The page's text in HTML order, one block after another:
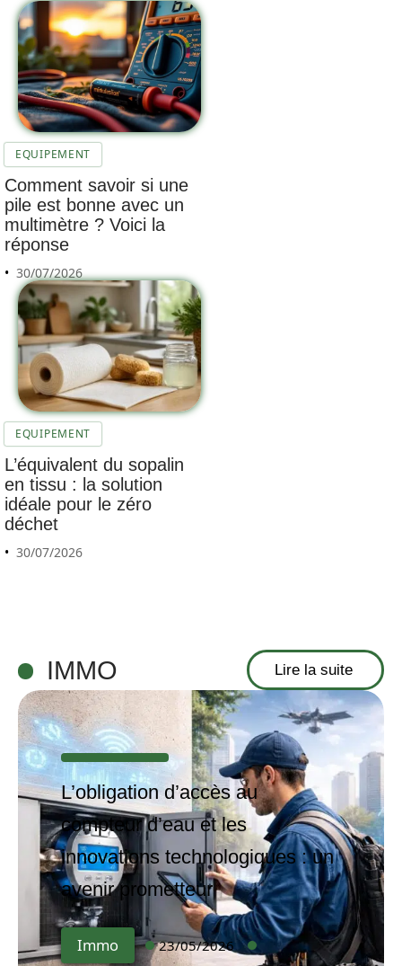
EQUIPEMENT
Comment savoir si une
pile est bonne avec un
multimètre ? Voici la
réponse
30/07/2026
EQUIPEMENT
L’équivalent du sopalin
en tissu : la solution
idéale pour le zéro
déchet
30/07/2026
IMMO Lire la suite
L’obligation d’accès au
compteur d’eau et les
innovations technologiques : un
avenir prometteur
Immo
23/05/2026